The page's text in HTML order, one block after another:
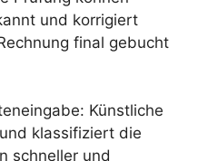
und korrigiert
final gebucht
Künstliche
klassifiziert die
schneller und